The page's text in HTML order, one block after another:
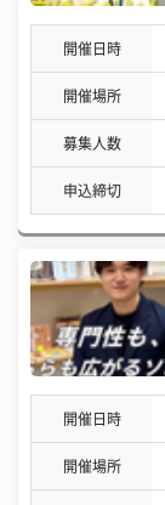
開催日時
開催場所
募集人数
申込締切
開催日時
開催場所